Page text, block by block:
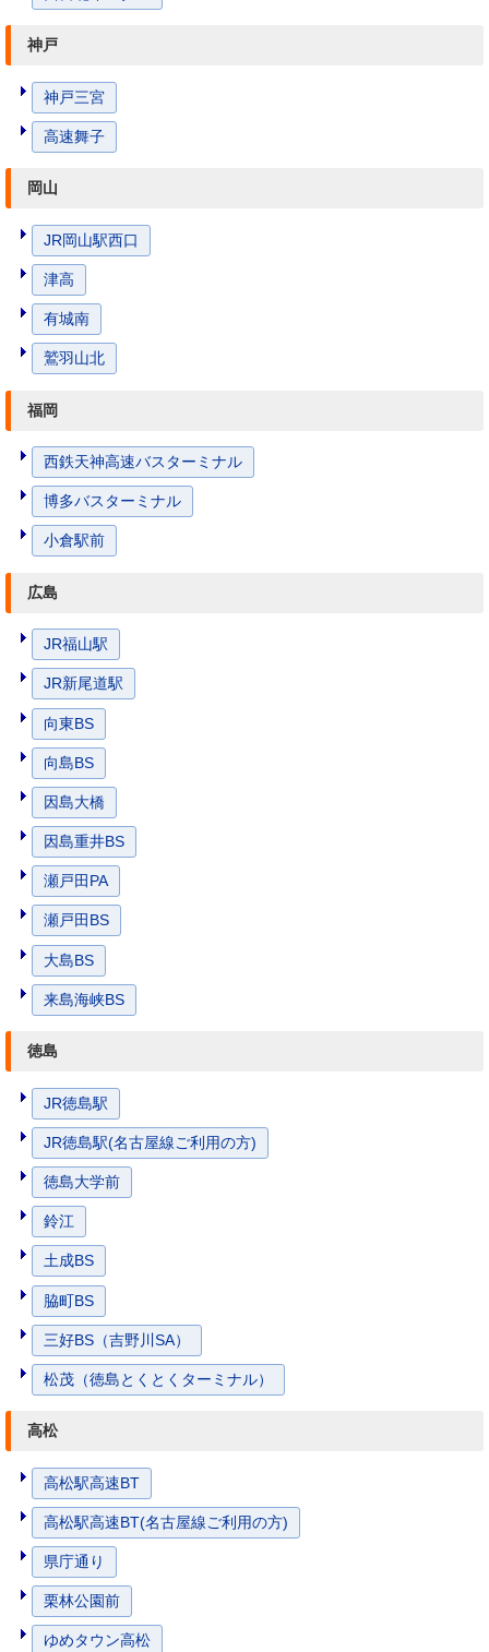
神戸
神戸三宮
高速舞子
岡山
JR岡山駅西口
津高
有城南
鷲羽山北
福岡
西鉄天神高速バスターミナル
博多バスターミナル
小倉駅前
広島
JR福山駅
JR新尾道駅
向東BS
向島BS
因島大橋
因島重井BS
瀬戸田PA
瀬戸田BS
大島BS
来島海峡BS
徳島
JR徳島駅
JR徳島駅(名古屋線ご利用の方)
徳島大学前
鈴江
土成BS
脇町BS
三好BS（吉野川SA）
松茂（徳島とくとくターミナル）
高松
高松駅高速BT
高松駅高速BT(名古屋線ご利用の方)
県庁通り
栗林公園前
ゆめタウン高松